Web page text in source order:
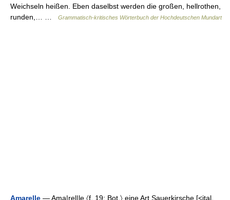
Weichseln heißen. Eben daselbst werden die großen, hellrothen,
runden,… …
Grammatisch-kritisches Wörterbuch der Hochdeutschen Mundart
Amarelle — Ama|rẹl|le 〈f. 19; Bot.〉 eine Art Sauerkirsche [<ital.